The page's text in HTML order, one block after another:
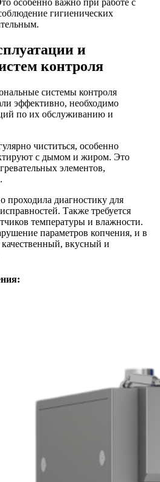
гигиенических
и
контроля
системы контроля
эффективно, необходимо
по их обслуживанию и
чиститься, особенно
с дымом и жиром. Это
элементов,
проходила диагностику для
Также требуется
температуры и влажности.
параметров копчения, и в
вкусный и